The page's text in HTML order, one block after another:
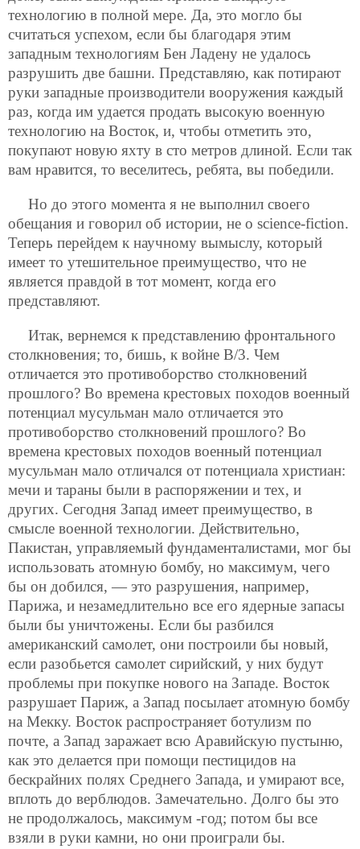
технологию в полной мере. Да, это могло бы
считаться успехом, если бы благодаря этим
западным технологиям Бен Ладену не удалось
разрушить две башни. Представляю, как потирают
руки западные производители вооружения каждый
раз, когда им удается продать высокую военную
технологию на Восток, и, чтобы отметить это,
покупают новую яхту в сто метров длиной. Если так
вам нравится, то веселитесь, ребята, вы победили.
Но до этого момента я не выполнил своего
обещания и говорил об истории, не о science-fiction.
Теперь перейдем к научному вымыслу, который
имеет то утешительное преимущество, что не
является правдой в тот момент, когда его
представляют.
Итак, вернемся к представлению фронтального
столкновения; то, бишь, к войне В/3. Чем
отличается это противоборство столкновений
прошлого? Во времена крестовых походов военный
потенциал мусульман мало отличается это
противоборство столкновений прошлого? Во
времена крестовых походов военный потенциал
мусульман мало отличался от потенциала христиан:
мечи и тараны были в распоряжении и тех, и
других. Сегодня Запад имеет преимущество, в
смысле военной технологии. Действительно,
Пакистан, управляемый фундаменталистами, мог бы
использовать атомную бомбу, но максимум, чего
бы он добился, — это разрушения, например,
Парижа, и незамедлительно все его ядерные запасы
были бы уничтожены. Если бы разбился
американский самолет, они построили бы новый,
если разобьется самолет сирийский, у них будут
проблемы при покупке нового на Западе. Восток
разрушает Париж, а Запад посылает атомную бомбу
на Мекку. Восток распространяет ботулизм по
почте, а Запад заражает всю Аравийскую пустыню,
как это делается при помощи пестицидов на
бескрайних полях Среднего Запада, и умирают все,
вплоть до верблюдов. Замечательно. Долго бы это
не продолжалось, максимум -год; потом бы все
взяли в руки камни, но они проиграли бы.